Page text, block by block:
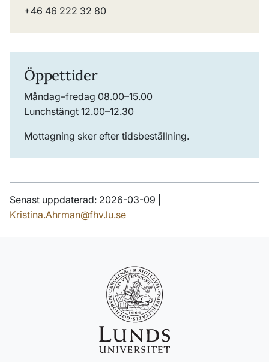
+46 46 222 32 80
Öppettider
Måndag–fredag 08.00–15.00
Lunchstängt 12.00–12.30
Mottagning sker efter tidsbeställning.
Senast uppdaterad: 2026-03-09 |
Kristina.Ahrman@fhv.lu.se